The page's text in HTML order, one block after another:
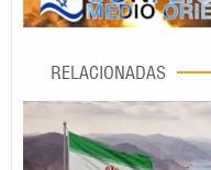
RELACIONADAS